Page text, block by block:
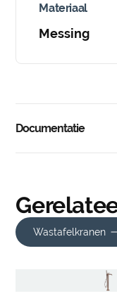
Materiaal
Messing
Documentatie
Wastafelkranen